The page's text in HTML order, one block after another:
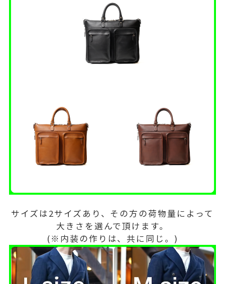
サイズは2サイズあり、その方の荷物量によって
大きさを選んで頂けます。
(※内装の作りは、共に同じ。)